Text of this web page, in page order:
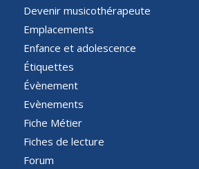
Devenir musicothérapeute
Emplacements
Enfance et adolescence
Étiquettes
Évènement
Evènements
Fiche Métier
Fiches de lecture
Forum